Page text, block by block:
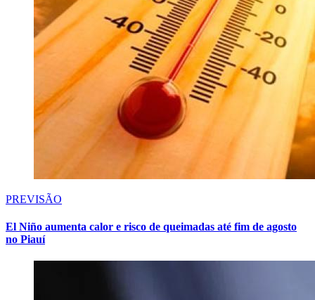
PREVISÃO
El Niño aumenta calor e risco de queimadas até fim de agosto
no Piauí